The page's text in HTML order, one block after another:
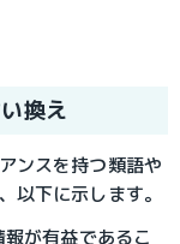
換え
ンスを持つ類語や
以下に示します。
が有益であるこ